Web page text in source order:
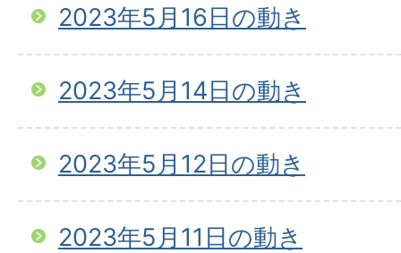
2023年5月16日の動き
2023年5月14日の動き
2023年5月12日の動き
2023年5月11日の動き